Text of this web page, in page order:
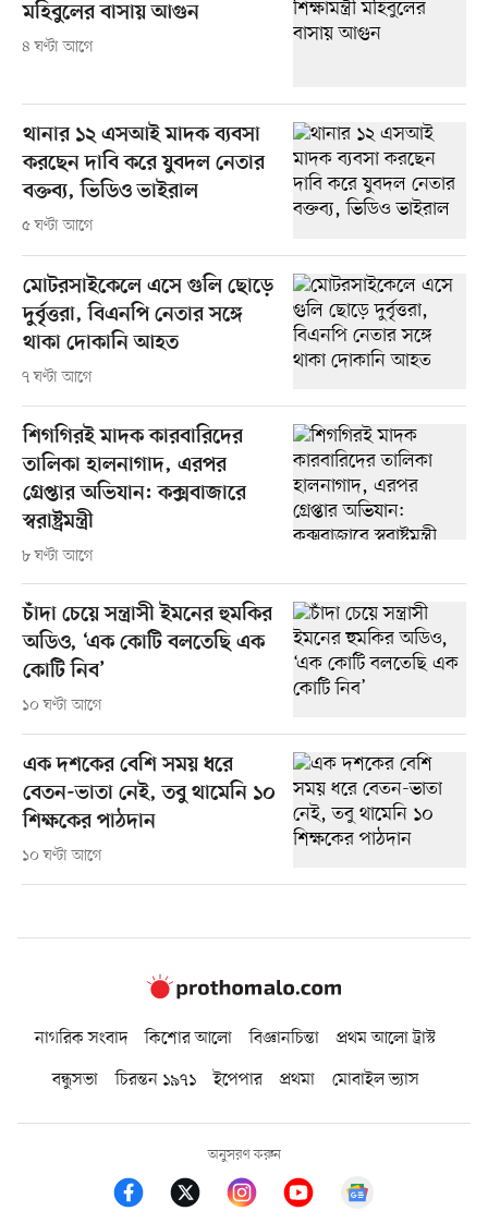
মহিবুলের বাসায় আগুন
৪ ঘণ্টা আগে
থানার ১২ এসআই মাদক ব্যবসা
করছেন দাবি করে যুবদল নেতার
বক্তব্য, ভিডিও ভাইরাল
৫ ঘণ্টা আগে
মোটরসাইকেলে এসে গুলি ছোড়ে
দুর্বৃত্তরা, বিএনপি নেতার সঙ্গে
থাকা দোকানি আহত
৭ ঘণ্টা আগে
শিগগিরই মাদক কারবারিদের
তালিকা হালনাগাদ, এরপর
গ্রেপ্তার অভিযান: কক্সবাজারে
স্বরাষ্ট্রমন্ত্রী
৮ ঘণ্টা আগে
চাঁদা চেয়ে সন্ত্রাসী ইমনের হুমকির
অডিও, ‘এক কোটি বলতেছি এক
কোটি নিব’
১০ ঘণ্টা আগে
এক দশকের বেশি সময় ধরে
বেতন-ভাতা নেই, তবু থামেনি ১০
শিক্ষকের পাঠদান
১০ ঘণ্টা আগে
নাগরিক সংবাদ কিশোর আলো বিজ্ঞানচিন্তা
প্রথম আলো ট্রাস্ট
বন্ধুসভা
চিরন্তন ১৯৭১ ইপেপার প্রথমা মোবাইল ভ্যাস
অনুসরণ করুন